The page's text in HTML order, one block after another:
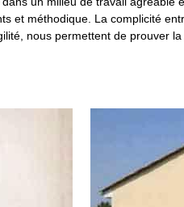
et méthodique. La complicité
nous permettent de prouver